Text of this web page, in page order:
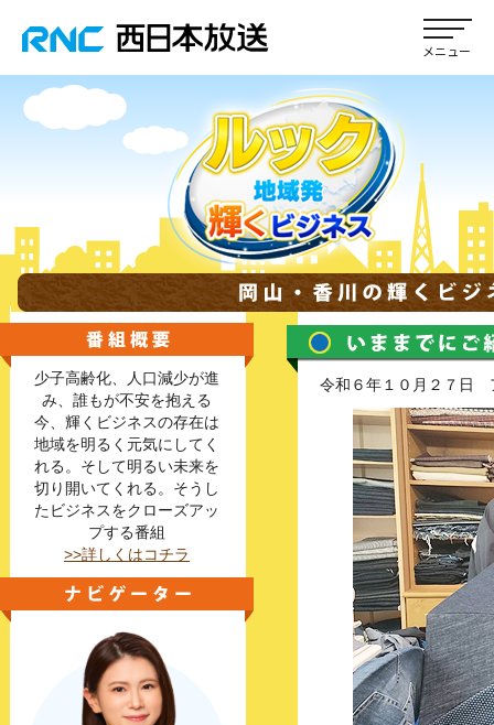
令和６年１０月２７日
少子高齢化、人口減少が進
み、誰もが不安を抱える
今、輝くビジネスの存在は
地域を明るく元気にしてく
れる。そして明るい未来を
切り開いてくれる。そうし
たビジネスをクローズアッ
プする番組
>>詳しくはコチラ